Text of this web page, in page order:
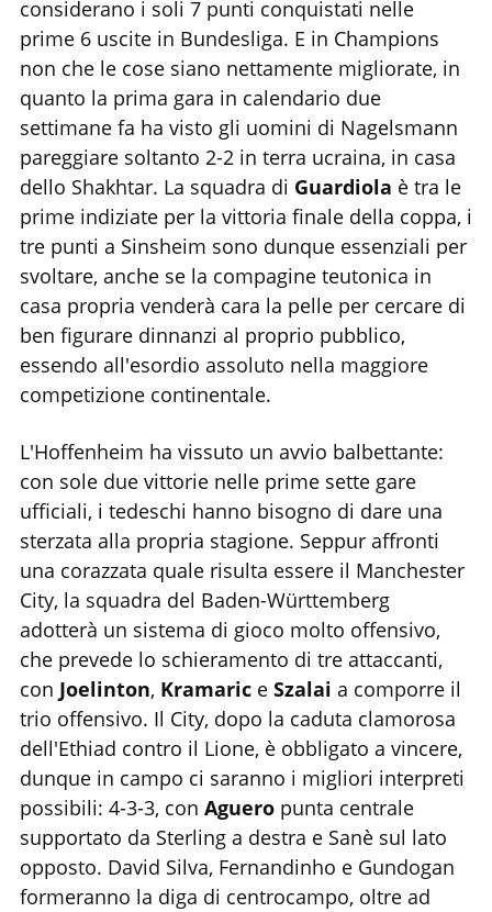
considerano i soli 7 punti conquistati nelle
prime 6 uscite in Bundesliga. E in Champions
non che le cose siano nettamente migliorate, in
quanto la prima gara in calendario due
settimane fa ha visto gli uomini di Nagelsmann
pareggiare soltanto 2-2 in terra ucraina, in casa
dello Shakhtar. La squadra di Guardiola è tra le
prime indiziate per la vittoria finale della coppa, i
tre punti a Sinsheim sono dunque essenziali per
svoltare, anche se la compagine teutonica in
casa propria venderà cara la pelle per cercare di
ben figurare dinnanzi al proprio pubblico,
essendo all'esordio assoluto nella maggiore
competizione continentale.
L'Hoffenheim ha vissuto un avvio balbettante:
con sole due vittorie nelle prime sette gare
ufficiali, i tedeschi hanno bisogno di dare una
sterzata alla propria stagione. Seppur affronti
una corazzata quale risulta essere il Manchester
City, la squadra del Baden-Württemberg
adotterà un sistema di gioco molto offensivo,
che prevede lo schieramento di tre attaccanti,
con Joelinton, Kramaric e Szalai a comporre il
trio offensivo. Il City, dopo la caduta clamorosa
dell'Ethiad contro il Lione, è obbligato a vincere,
dunque in campo ci saranno i migliori interpreti
possibili: 4-3-3, con Aguero punta centrale
supportato da Sterling a destra e Sanè sul lato
opposto. David Silva, Fernandinho e Gundogan
formeranno la diga di centrocampo, oltre ad